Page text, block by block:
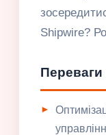
Shipwire?
Переваги